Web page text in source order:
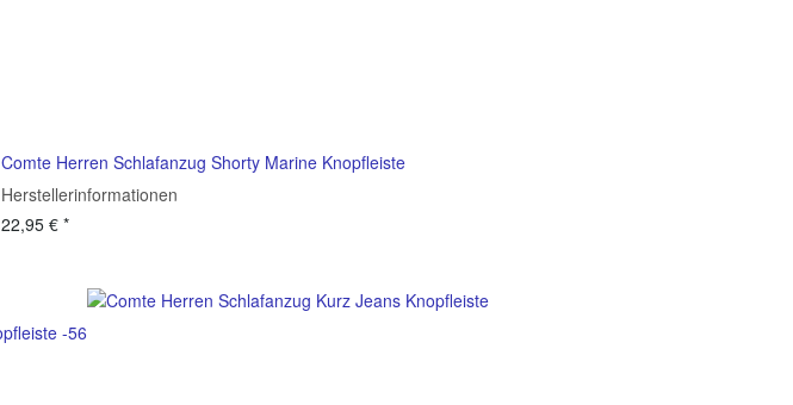
Comte Herren Schlafanzug Shorty Marine Knopfleiste
Herstellerinformationen
22,95 € *